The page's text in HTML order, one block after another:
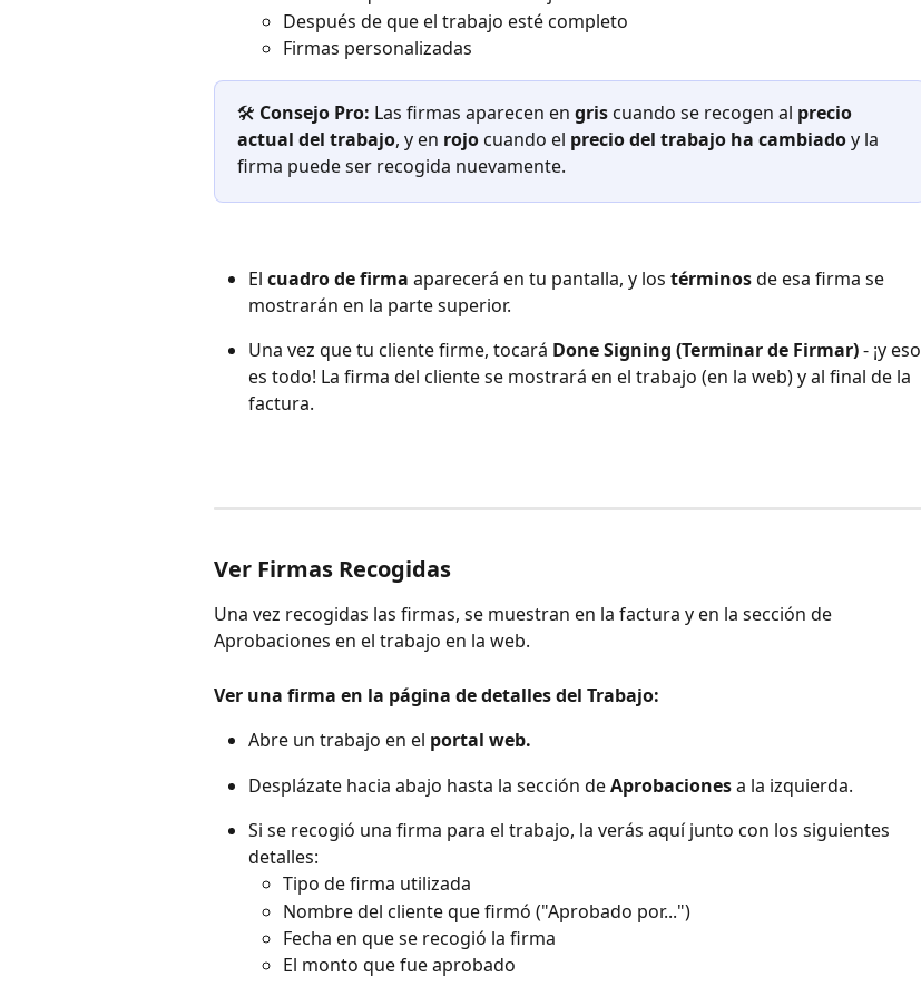
Después de que el trabajo esté completo
Firmas personalizadas
🛠️ Consejo Pro: Las firmas aparecen en gris cuando se recogen al precio
actual del trabajo, y en rojo cuando el precio del trabajo ha cambiado y la
firma puede ser recogida nuevamente.
El cuadro de firma aparecerá en tu pantalla, y los términos de esa firma se
mostrarán en la parte superior.
Una vez que tu cliente firme, tocará Done Signing (Terminar de Firmar) - ¡y eso
es todo! La firma del cliente se mostrará en el trabajo (en la web) y al final de la
factura.
Ver Firmas Recogidas
Una vez recogidas las firmas, se muestran en la factura y en la sección de
Aprobaciones en el trabajo en la web.
Ver una firma en la página de detalles del Trabajo:
Abre un trabajo en el portal web.
Desplázate hacia abajo hasta la sección de Aprobaciones a la izquierda.
Si se recogió una firma para el trabajo, la verás aquí junto con los siguientes
detalles:
Tipo de firma utilizada
Nombre del cliente que firmó ("Aprobado por...")
Fecha en que se recogió la firma
El monto que fue aprobado